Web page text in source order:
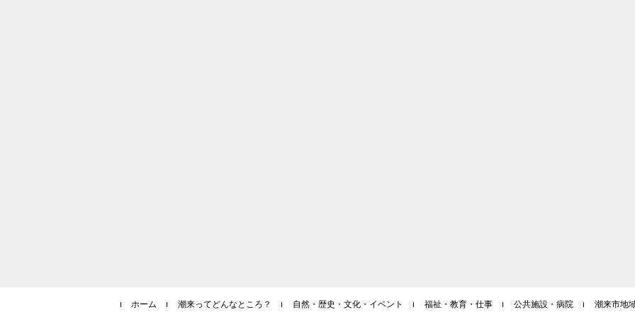
ホーム 潮来ってどんなところ？ 自然・歴史・文化・イベント 福祉・教育・仕事 公共施設・病院 潮来市地